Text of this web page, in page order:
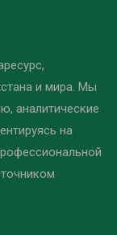
и мира. Мы
аналитические
на